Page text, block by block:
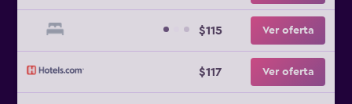
$115 Ver oferta
$117 Ver oferta